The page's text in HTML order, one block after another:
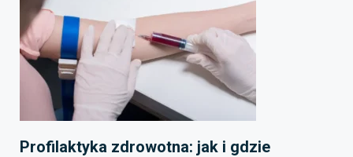
Profilaktyka zdrowotna: jak i gdzie